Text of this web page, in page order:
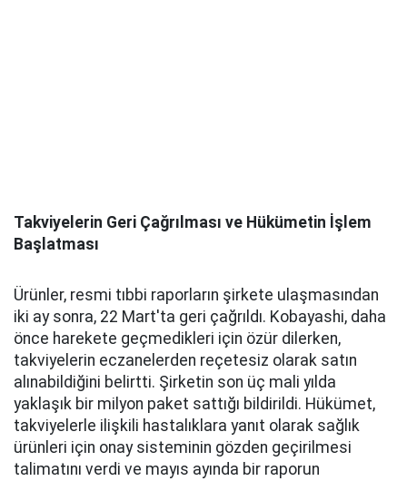
Takviyelerin Geri Çağrılması ve Hükümetin İşlem
Başlatması
Ürünler, resmi tıbbi raporların şirkete ulaşmasından
iki ay sonra, 22 Mart'ta geri çağrıldı. Kobayashi, daha
önce harekete geçmedikleri için özür dilerken,
takviyelerin eczanelerden reçetesiz olarak satın
alınabildiğini belirtti. Şirketin son üç mali yılda
yaklaşık bir milyon paket sattığı bildirildi. Hükümet,
takviyelerle ilişkili hastalıklara yanıt olarak sağlık
ürünleri için onay sisteminin gözden geçirilmesi
talimatını verdi ve mayıs ayında bir raporun